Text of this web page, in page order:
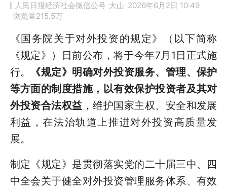
人民日报经济社会微信公号 大山 2026年6月2日 10:49
浏览量215.5万
《国务院关于对外投资的规定》（以下简称
《规定》）日前公布，将于今年7月1日正式施
行。
《规定》明确对外投资服务、管理、保护
等方面的制度措施，以有效保护投资者及其对
外投资合法权益 ，维护国家主权、安全和发展
利益，在法治轨道上推进对外投资高质量发
展。
制定《规定》是贯彻落实党的二十届三中、四
中全会关于健全对外投资管理服务体系、有效